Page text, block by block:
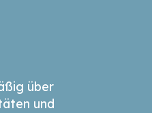
über
und